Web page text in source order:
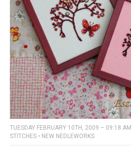
TUESDAY FEBRUARY 10TH, 2009 – 09:18 AM
STITCHES • NEW NEDLEWORKS